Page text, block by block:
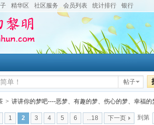
精华区 社区服务 会员列表 统计排行 银行
帖子
> 讲讲你的梦吧----恶梦、有趣的梦、伤心的梦、幸福的
1 2 3 4 5 6 ...18 下一页 到第